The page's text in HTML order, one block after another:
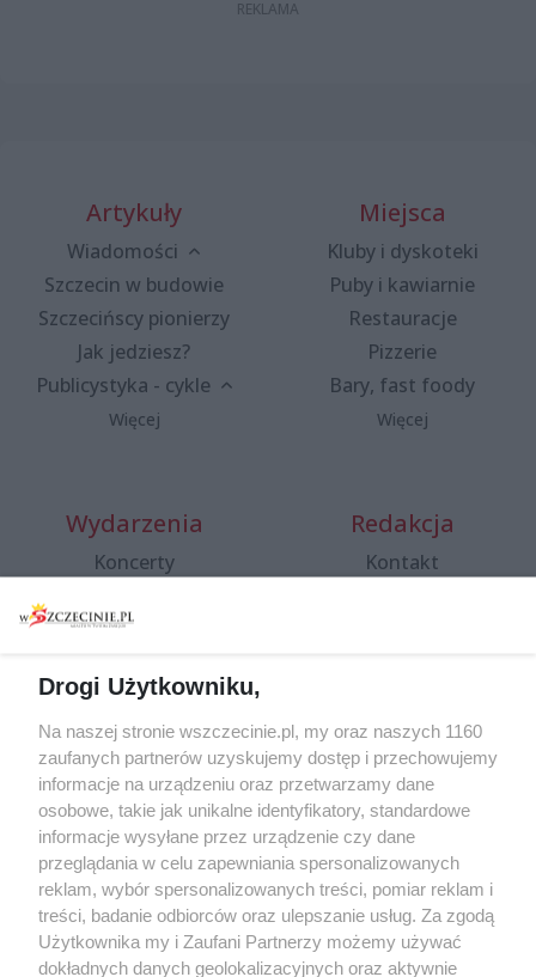
Artykuły
Wiadomości
Szczecin w budowie
Szczecińscy pionierzy
Jak jedziesz?
Publicystyka - cykle
Więcej
Miejsca
Kluby i dyskoteki
Puby i kawiarnie
Restauracje
Pizzerie
Bary, fast foody
Więcej
Wydarzenia
Koncerty
Spacery i oprowadzania
targi
Wernisaże
Więcej
Redakcja
Kontakt
Specjalny koncert z okazji
20. urodzin portalu
wSzczecinie.pl
Regulamin konkursów
śniadaniówka "Hej
Szczecin! Jest piątek!"
Drogi Użytkowniku,
Na naszej stronie wszczecinie.pl, my oraz naszych 1160
zaufanych partnerów uzyskujemy dostęp i przechowujemy
informacje na urządzeniu oraz przetwarzamy dane
osobowe, takie jak unikalne identyfikatory, standardowe
informacje wysyłane przez urządzenie czy dane
przeglądania w celu zapewniania spersonalizowanych
reklam, wybór spersonalizowanych treści, pomiar reklam i
treści, badanie odbiorców oraz ulepszanie usług. Za zgodą
Użytkownika my i Zaufani Partnerzy możemy używać
dokładnych danych geolokalizacyjnych oraz aktywnie